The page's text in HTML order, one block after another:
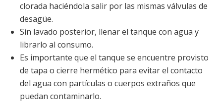
clorada haciéndola salir por las mismas válvulas de
desagüe.
Sin lavado posterior, llenar el tanque con agua y
librarlo al consumo.
Es importante que el tanque se encuentre provisto
de tapa o cierre hermético para evitar el contacto
del agua con partículas o cuerpos extraños que
puedan contaminarlo.